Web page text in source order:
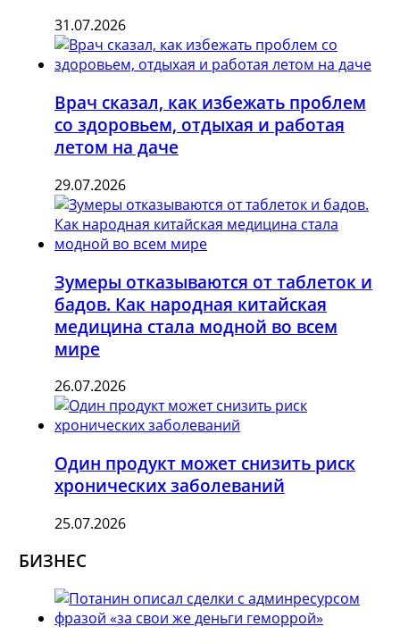
31.07.2026
Врач сказал, как избежать проблем
со здоровьем, отдыхая и работая
летом на даче
29.07.2026
Зумеры отказываются от таблеток и
бадов. Как народная китайская
медицина стала модной во всем
мире
26.07.2026
Один продукт может снизить риск
хронических заболеваний
25.07.2026
БИЗНЕС